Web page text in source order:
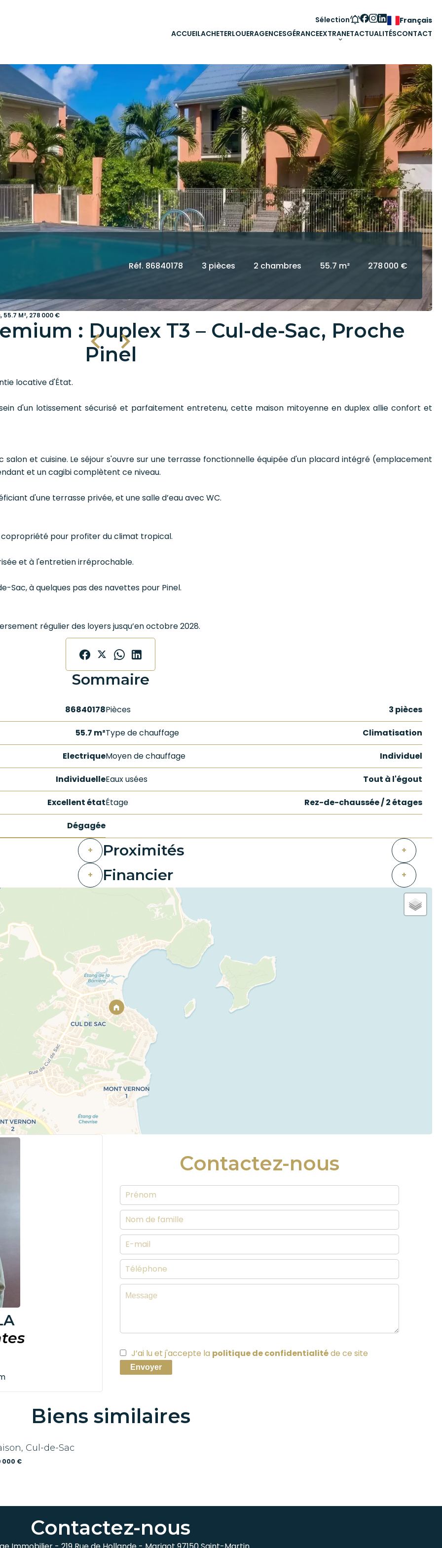
Sélection
Français
ACCUEILACHETERLOUERAGENCESGÉRANCEEXTRANETACTUALITÉSCONTACT
Réf. 86840178 3 pièces 2 chambres 55.7 m² 278 000 €
M², 278 000 €
: Duplex T3 – Cul-de-Sac, Proche
Pinel
locative d'État.
d'un lotissement sécurisé et parfaitement entretenu, cette maison mitoyenne en duplex allie confort et
salon et cuisine. Le séjour s'ouvre sur une terrasse fonctionnelle équipée d'un placard intégré (emplacement
et un cagibi complètent ce niveau.
d'une terrasse privée, et une salle d’eau avec WC.
copropriété pour profiter du climat tropical.
et à l'entretien irréprochable.
Sac, à quelques pas des navettes pour Pinel.
régulier des loyers jusqu’en octobre 2028.
Sommaire
86840178Pièces 3 pièces
55.7 m²Type de chauffage Climatisation
ElectriqueMoyen de chauffage Individuel
IndividuelleEaux usées Tout à l'égout
Excellent étatÉtage Rez-de-chaussée / 2 étages
Dégagée
+ Proximités +
+ Financier +
Contactez-nous
J’ai lu et j'accepte la politique de confidentialitéde ce site
Envoyer
Biens similaires
Cul-de-Sac
000 €
Contactez-nous